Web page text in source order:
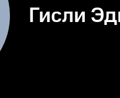
Гисли